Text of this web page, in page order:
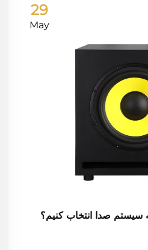
29
May
سیستم صدا انتخاب کنیم؟